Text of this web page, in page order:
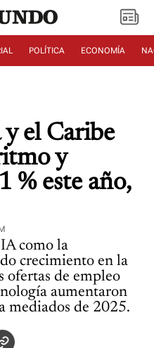
POLÍTICA ECONOMÍA
el Caribe
y
% este año,
como la
crecimiento en la
ofertas de empleo
aumentaron
mediados de 2025.